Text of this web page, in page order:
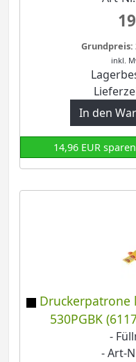
Grundpreis:
inkl.
In den
14,96 EUR
Druckerpatrone
530PGBK
-
- Art-